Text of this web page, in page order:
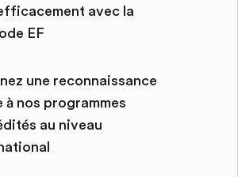
avec la
EF
une reconnaissance
à nos programmes
au niveau